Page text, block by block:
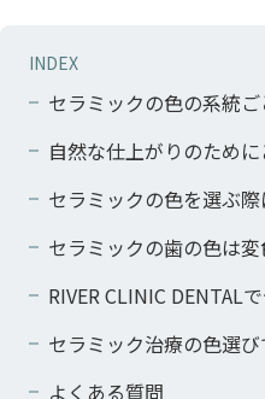
INDEX
セラミックの色の系統
自然な仕上がりのため
セラミックの色を選ぶ
セラミックの歯の色は
RIVER CLINIC DENTAL
セラミック治療の色選
よくある質問